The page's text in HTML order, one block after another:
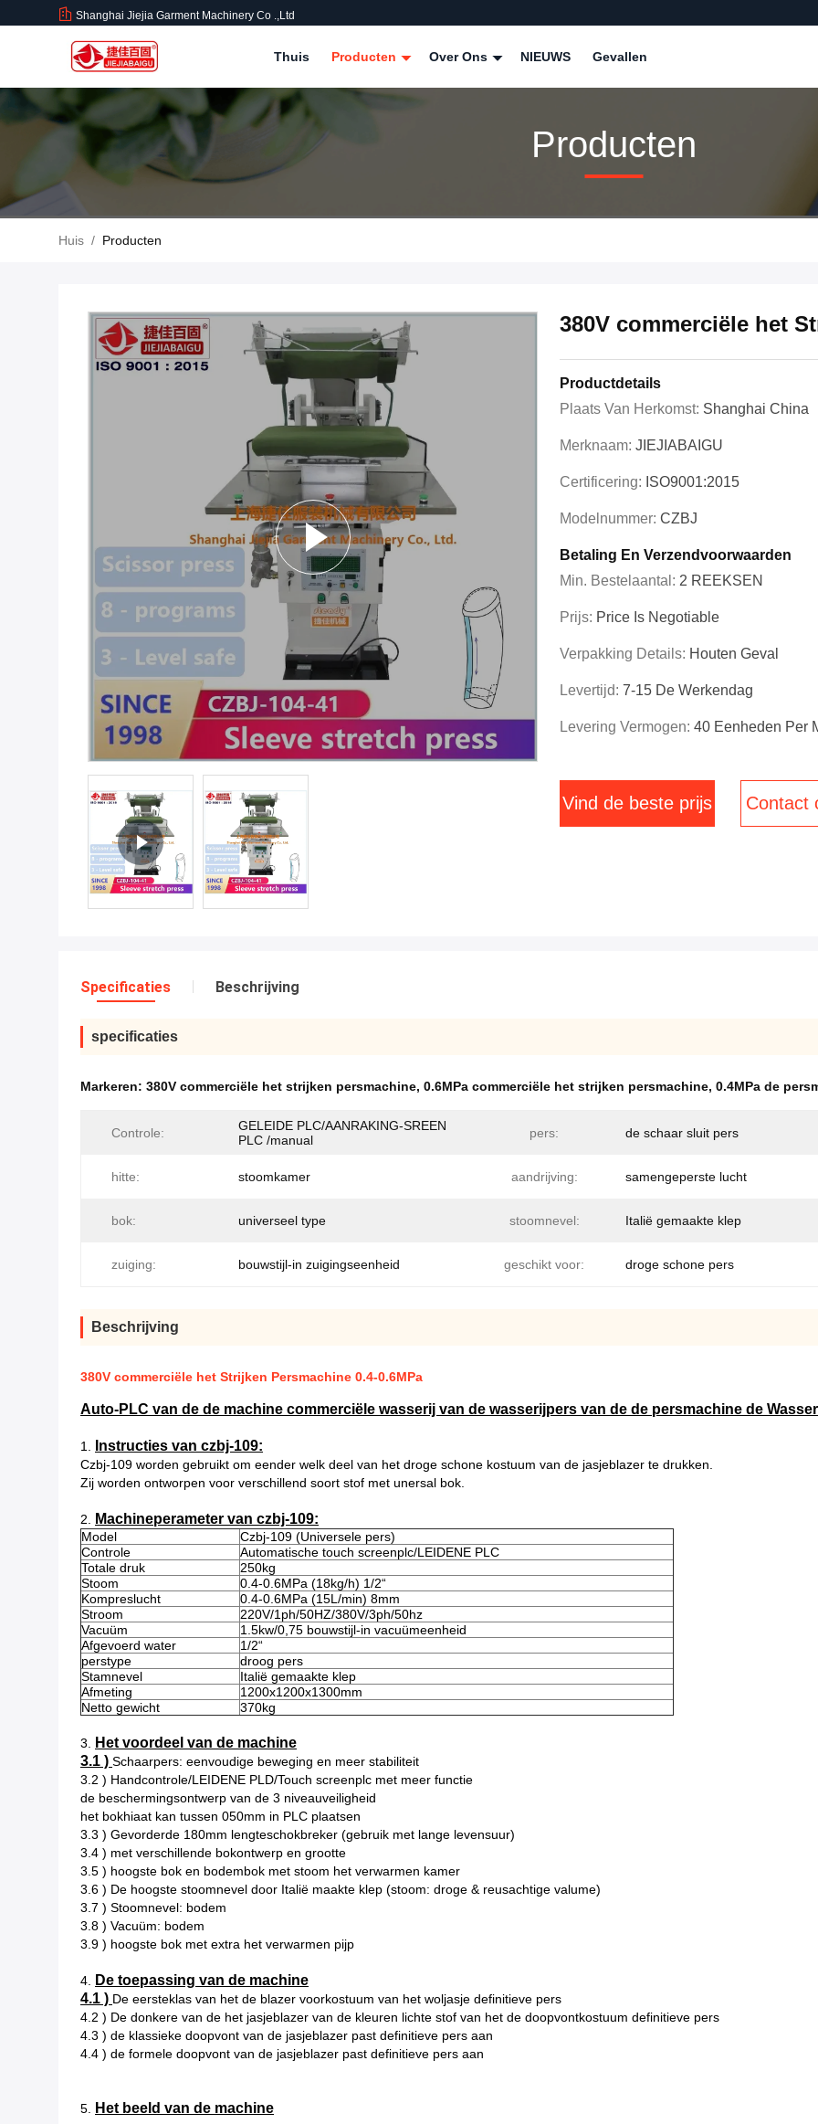
Shanghai Jiejia Garment Machinery Co .,ltd
Thuis Producten Over Ons NIEUWS Gevallen
Producten
Huis / Producten
380V commerciële het
Productdetails
Plaats Van Herkomst: Shanghai China
Merknaam: JIEJIABAIGU
Certificering: ISO9001:2015
Modelnummer: CZBJ
Betaling En Verzendvoorwaarden
Min. Bestelaantal: 2 REEKSEN
Prijs: Price Is Negotiable
Verpakking Details: Houten Geval
Levertijd: 7-15 De Werkendag
Levering Vermogen: 40 Eenheden Per
Vind de beste prijs Contact
Specificaties Beschrijving
specificaties
Markeren: 380V commerciële het strijken persmachine, 0.6MPa commerciële het strijken persmachine, 0.4MPa de
Controle:
GELEIDE PLC/AANRAKING-SREEN
PLC /manual
pers: de schaar sluit pers
hitte: stoomkamer aandrijving: samengeperste lucht
bok: universeel type stoomnevel: Italië gemaakte klep
zuiging: bouwstijl-in zuigingseenheid geschikt voor: droge schone pers
Beschrijving
380V commerciële het Strijken Persmachine 0.4-0.6MPa
Auto-PLC van de de machine commerciële wasserij van de wasserijpers van de de persmachine de
1. Instructies van czbj-109:
Czbj-109 worden gebruikt om eender welk deel van het droge schone kostuum van de jasjeblazer te drukken.
Zij worden ontworpen voor verschillend soort stof met unersal bok.
2. Machineperameter van czbj-109:
Model
Czbj-109 (Universele pers)
Controle
Automatische touch screenplc/LEIDENE PLC
Totale druk
250kg
Stoom
0.4-0.6MPa (18kg/h) 1/2“
Kompreslucht
0.4-0.6MPa (15L/min) 8mm
Stroom
220V/1ph/50HZ/380V/3ph/50hz
Vacuüm
1.5kw/0,75 bouwstijl-in vacuümeenheid
Afgevoerd water
1/2“
perstype
droog pers
Stamnevel
Italië gemaakte klep
Afmeting
1200x1200x1300mm
Netto gewicht
370kg
3.
Het voordeel van de machine
3.1 ) Schaarpers: eenvoudige beweging en meer stabiliteit
3.2 ) Handcontrole/LEIDENE PLD/Touch screenplc met meer functie
de beschermingsontwerp van de 3 niveauveiligheid
het bokhiaat kan tussen 050mm in PLC plaatsen
3.3 ) Gevorderde 180mm lengteschokbreker (gebruik met lange levensuur)
3.4 ) met verschillende bokontwerp en grootte
3.5 ) hoogste bok en bodembok met stoom het verwarmen kamer
3.6 ) De hoogste stoomnevel door Italië maakte klep (stoom: droge & reusachtige valume)
3.7 ) Stoomnevel: bodem
3.8 ) Vacuüm: bodem
3.9 ) hoogste bok met extra het verwarmen pijp
4.
De toepassing van de machine
4.1 ) De eersteklas van het de blazer voorkostuum van het woljasje definitieve pers
4.2 ) De donkere van de het jasjeblazer van de kleuren lichte stof van het de doopvontkostuum definitieve pers
4.3 ) de klassieke doopvont van de jasjeblazer past definitieve pers aan
4.4 ) de formele doopvont van de jasjeblazer past definitieve pers aan
5. Het beeld van de machine